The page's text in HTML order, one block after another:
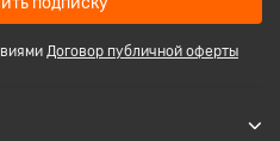
Договор публичной оферты